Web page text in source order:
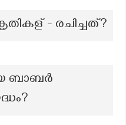
- രചിച്ചത്?
ബാബർ